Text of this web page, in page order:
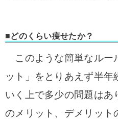
■どのくらい痩せたか？
このような簡単なルー
ット」をとりあえず半年
いく上で多少の問題はあ
のメリット、デメリット